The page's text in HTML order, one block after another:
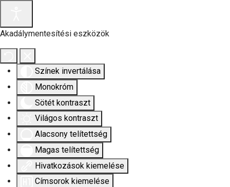
Akadálymentesítési eszközök
Színek invertálása
Monokróm
Sötét kontraszt
Világos kontraszt
Alacsony telítettség
Magas telítettség
Hivatkozások kiemelése
Címsorok kiemelése